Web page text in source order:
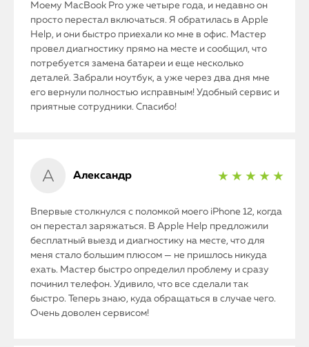
Моему MacBook Pro уже четыре года, и недавно он
просто перестал включаться. Я обратилась в Apple
Help, и они быстро приехали ко мне в офис. Мастер
провел диагностику прямо на месте и сообщил, что
потребуется замена батареи и еще несколько
деталей. Забрали ноутбук, а уже через два дня мне
его вернули полностью исправным! Удобный сервис и
приятные сотрудники. Спасибо!
Александр ★ ★ ★ ★ ★
Впервые столкнулся с поломкой моего iPhone 12, когда
он перестал заряжаться. В Apple Help предложили
бесплатный выезд и диагностику на месте, что для
меня стало большим плюсом — не пришлось никуда
ехать. Мастер быстро определил проблему и сразу
починил телефон. Удивило, что все сделали так
быстро. Теперь знаю, куда обращаться в случае чего.
Очень доволен сервисом!